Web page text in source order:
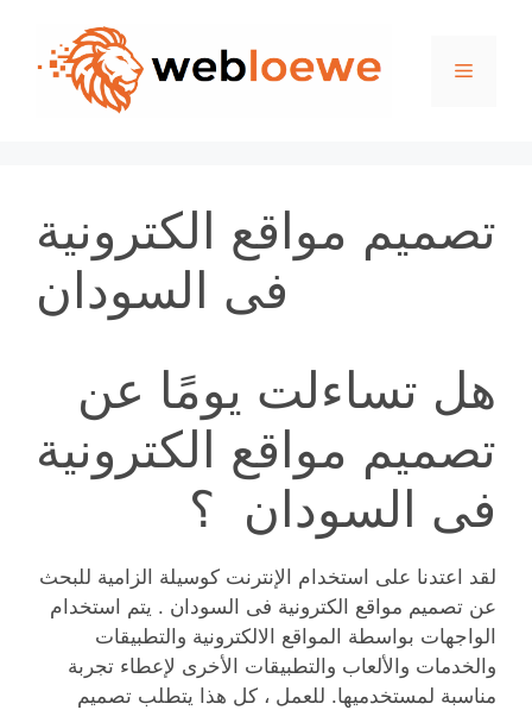
content
Menu
تصميم مواقع الكترونية
فى السودان
هل تساءلت يومًا عن
تصميم مواقع الكترونية
فى السودان ؟
لقد اعتدنا على استخدام الإنترنت كوسيلة الزامية للبحث
عن تصميم مواقع الكترونية فى السودان . يتم استخدام
الواجهات بواسطة المواقع الالكترونية والتطبيقات
والخدمات والألعاب والتطبيقات الأخرى لإعطاء تجربة
مناسبة لمستخدميها. للعمل ، كل هذا يتطلب تصميم